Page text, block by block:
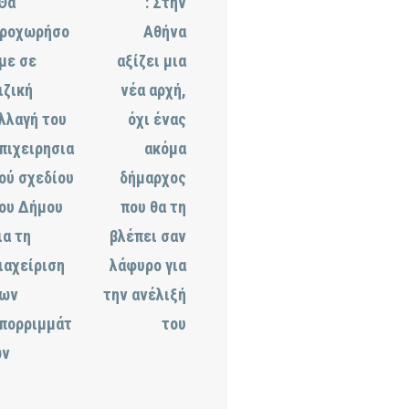
σε
του
σχεδίου
Δήμου
τη
Αθήνα
αξίζει μια
νέα αρχή,
όχι ένας
ακόμα
δήμαρχος
που θα τη
βλέπει σαν
λάφυρο για
την ανέλιξή
του